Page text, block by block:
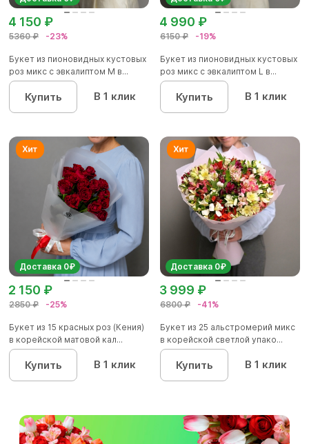
5360 ₽ -23%
4 150 ₽
Букет из пионовидных кустовых
роз микс с эвкалиптом M в...
Купить В 1 клик
6150 ₽ -19%
4 990 ₽
Букет из пионовидных кустовых
роз микс с эвкалиптом L в...
Купить В 1 клик
Доставка 0₽
2850 ₽ -25%
2 150 ₽
Букет из 15 красных роз (Кения)
в корейской матовой кал...
Купить В 1 клик
Доставка 0₽
6800 ₽ -41%
3 999 ₽
Букет из 25 альстромерий микс
в корейской светлой упако...
Купить В 1 клик